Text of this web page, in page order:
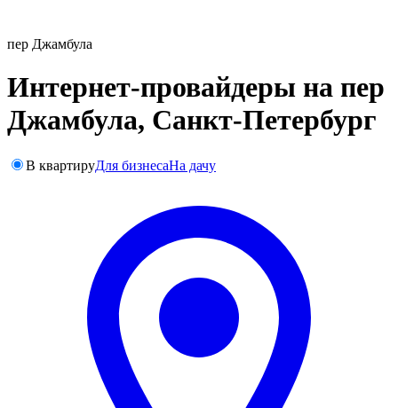
пер Джамбула
Интернет-провайдеры на пер
Джамбула, Санкт-Петербург
В квартируДля бизнесаНа дачу